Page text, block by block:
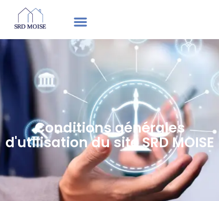
Conditions générales
d'utilisation du site SRD MOISE​